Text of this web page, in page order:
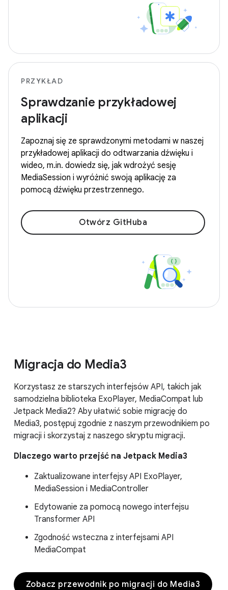
PRZYKŁAD
Sprawdzanie przykładowej
aplikacji
Zapoznaj się ze sprawdzonymi metodami w naszej
przykładowej aplikacji do odtwarzania dźwięku i
wideo, m.in. dowiedz się, jak wdrożyć sesję
MediaSession i wyróżnić swoją aplikację za
pomocą dźwięku przestrzennego.
Otwórz GitHuba
Migracja do Media3
Korzystasz ze starszych interfejsów API, takich jak
samodzielna biblioteka ExoPlayer, MediaCompat lub
Jetpack Media2? Aby ułatwić sobie migrację do
Media3, postępuj zgodnie z naszym przewodnikiem po
migracji i skorzystaj z naszego skryptu migracji.
Dlaczego warto przejść na Jetpack Media3
Zaktualizowane interfejsy API ExoPlayer,
MediaSession i MediaController
Edytowanie za pomocą nowego interfejsu
Transformer API
Zgodność wsteczna z interfejsami API
MediaCompat
Zobacz przewodnik po migracji do Media3